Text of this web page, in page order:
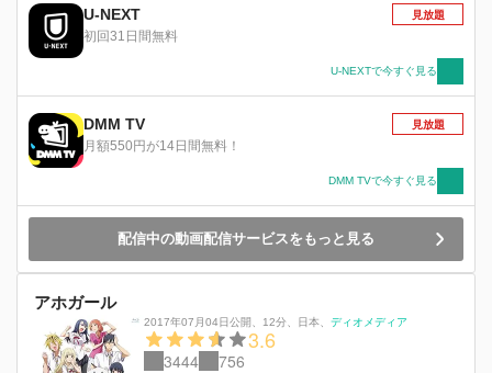
鬼龍院皐月が学園を支配していた。“片太刀バサ
ミ”を知るという皐月。流子は皐月にその事を聞
然か。学園に巻き起こる波乱は、やがて全てを巻
きこんでいく！
U-NEXT
初回31日間無料
見放題
U-NEXTで今すぐ見る
DMM TV
月額550円が14日間無料！
見放題
DMM TVで今すぐ見る
配信中の動画配信サービスをもっと見る
アホガール
2017年07月04日公開 12分 日本 ディオメディア
3.6
3444 756